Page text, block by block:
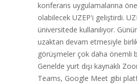
konferans uygulamalarına
olabilecek UZEP'i geliştirdi.
üniversitede kullanılıyor.
uzaktan devam etmesiyle
görüşmeler çok daha önemli
Genelde yurt dışı kaynaklı
Teams, Google Meet gibi